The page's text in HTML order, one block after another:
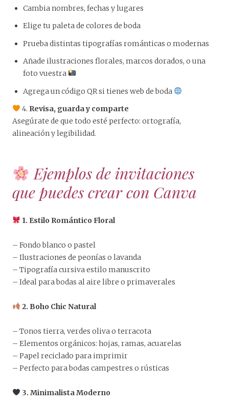
Cambia nombres, fechas y lugares
Elige tu paleta de colores de boda
Prueba distintas tipografías románticas o modernas
Añade ilustraciones florales, marcos dorados, o una
foto vuestra
Agrega un código QR si tienes web de boda
4. Revisa, guarda y comparte
Asegúrate de que todo esté perfecto: ortografía,
alineación y legibilidad.
Ejemplos de invitaciones
que puedes crear con Canva
1. Estilo Romántico Floral
– Fondo blanco o pastel
– Ilustraciones de peonías o lavanda
– Tipografía cursiva estilo manuscrito
– Ideal para bodas al aire libre o primaverales
2. Boho Chic Natural
– Tonos tierra, verdes oliva o terracota
– Elementos orgánicos: hojas, ramas, acuarelas
– Papel reciclado para imprimir
– Perfecto para bodas campestres o rústicas
3. Minimalista Moderno